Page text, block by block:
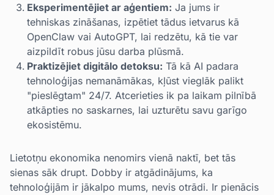
Eksperimentējiet ar aģentiem: Ja jums ir
tehniskas zināšanas, izpētiet tādus ietvarus kā
OpenClaw vai AutoGPT, lai redzētu, kā tie var
aizpildīt robus jūsu darba plūsmā.
Praktizējiet digitālo detoksu: Tā kā AI padara
tehnoloģijas nemanāmākas, kļūst vieglāk palikt
"pieslēgtam" 24/7. Atcerieties ik pa laikam pilnībā
atkāpties no saskarnes, lai uzturētu savu garīgo
ekosistēmu.
Lietotņu ekonomika nenomirs vienā naktī, bet tās
sienas sāk drupt. Dobby ir atgādinājums, ka
tehnoloģijām ir jākalpo mums, nevis otrādi. Ir pienācis